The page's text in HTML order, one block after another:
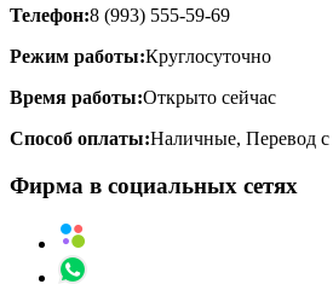
Телефон:8 (993) 555-59-69
Режим работы:Круглосуточно
Время работы:Открыто сейчас
Способ оплаты:Наличные, Перевод с
Фирма в социальных сетях